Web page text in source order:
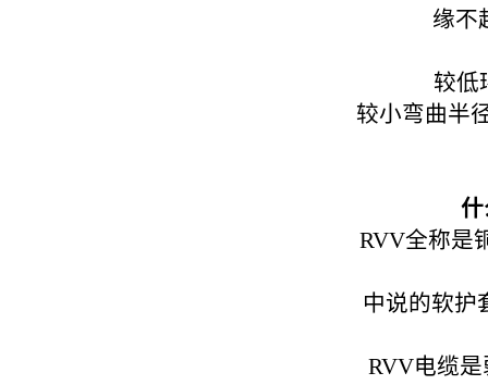
缘不
较低
较小弯曲半
什
RVV全称是
中说的软护
RVV电缆